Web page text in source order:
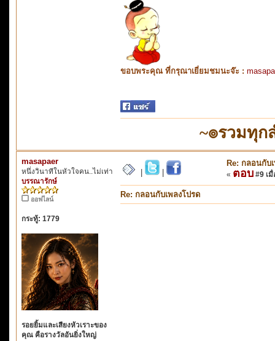
ขอบพระคุณ ที่กรุณาเยี่ยมชมนะจ๊ะ :
~๏รวมทุ
masapaer
หนึ่งวินาทีในหัวใจคน..ไม่เท่า
บรรณารักษ์
ออฟไลน์
กระทู้: 1779
รอยยิ้มและเสียงหัวเราะของ
คุณ คือรางวัลอันยิ่งใหญ่
Re: กลอนกับ
« ตอบ #9 เมื่
Re: กลอนกับเพลงโปรด